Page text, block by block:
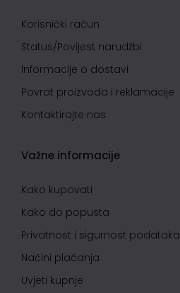
Korisnički račun
Status/Povijest narudžbi
Informacije o dostavi
Povrat proizvoda i reklamacije
Kontaktirajte nas
Važne informacije
Kako kupovati
Kako do popusta
Privatnost i sigurnost podataka
Načini plaćanja
Uvjeti kupnje